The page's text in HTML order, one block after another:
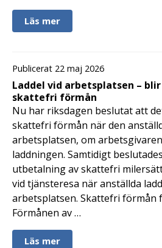
Läs mer
Publicerat 22 maj 2026
Laddel vid arbetsplatsen –
skattefri förmån
Nu har riksdagen beslutat att
skattefri förmån när den
arbetsplatsen, om
laddningen. Samtidigt
utbetalning av skattefri
vid tjänsteresa när anställda
arbetsplatsen. Skattefri förmån
Förmånen av …
Läs mer